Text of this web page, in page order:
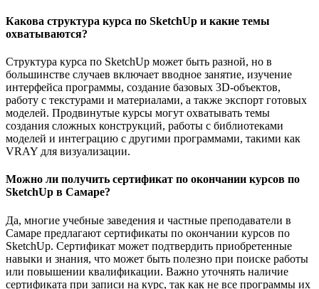
Какова структура курса по SketchUp и какие темы
охватываются?
Структура курса по SketchUp может быть разной, но в
большинстве случаев включает вводное занятие, изучение
интерфейса программы, создание базовых 3D-объектов,
работу с текстурами и материалами, а также экспорт готовых
моделей. Продвинутые курсы могут охватывать темы
создания сложных конструкций, работы с библиотеками
моделей и интеграцию с другими программами, такими как
VRAY для визуализации.
Можно ли получить сертификат по окончании курсов по
SketchUp в Самаре?
Да, многие учебные заведения и частные преподаватели в
Самаре предлагают сертификаты по окончании курсов по
SketchUp. Сертификат может подтвердить приобретенные
навыки и знания, что может быть полезно при поиске работы
или повышении квалификации. Важно уточнять наличие
сертификата при записи на курс, так как не все программы их